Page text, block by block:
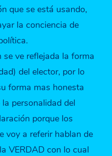
que se está usando,
la conciencia de
se ve reflejada la forma
del elector, por lo
forma mas honesta
personalidad del
porque los
voy a referir hablan de
VERDAD con lo cual